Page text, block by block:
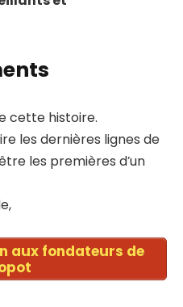
cette histoire.
les dernières lignes de
les premières d’un
aux fondateurs de